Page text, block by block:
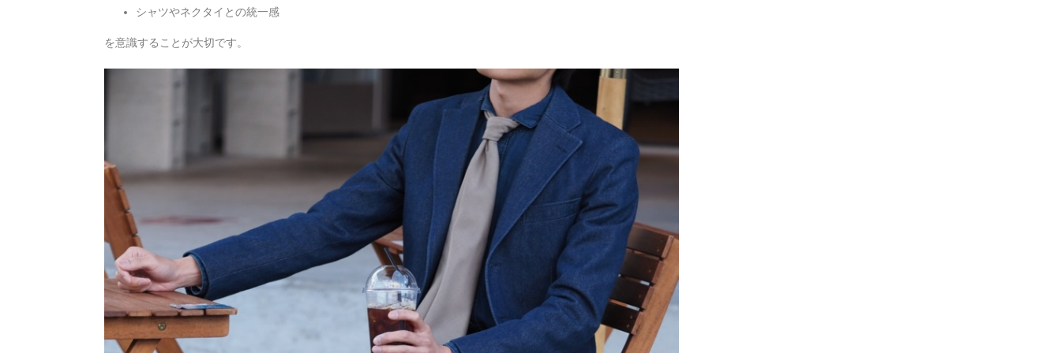
シャツやネクタイとの統一感
を意識することが大切です。